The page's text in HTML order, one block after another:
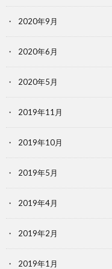
2020年9月
2020年6月
2020年5月
2019年11月
2019年10月
2019年5月
2019年4月
2019年2月
2019年1月